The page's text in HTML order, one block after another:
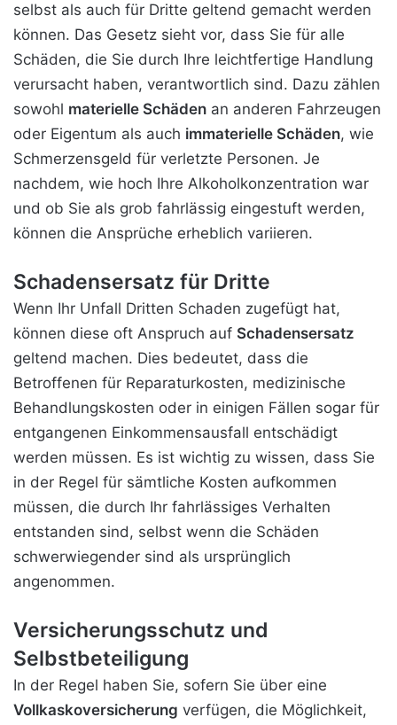
selbst als auch für Dritte geltend gemacht werden
können. Das Gesetz sieht vor, dass Sie für alle
Schäden, die Sie durch Ihre leichtfertige Handlung
verursacht haben, verantwortlich sind. Dazu zählen
sowohl materielle Schäden an anderen Fahrzeugen
oder Eigentum als auch immaterielle Schäden, wie
Schmerzensgeld für verletzte Personen. Je
nachdem, wie hoch Ihre Alkoholkonzentration war
und ob Sie als grob fahrlässig eingestuft werden,
können die Ansprüche erheblich variieren.
Schadensersatz für Dritte
Wenn Ihr Unfall Dritten Schaden zugefügt hat,
können diese oft Anspruch auf Schadensersatz
geltend machen. Dies bedeutet, dass die
Betroffenen für Reparaturkosten, medizinische
Behandlungskosten oder in einigen Fällen sogar für
entgangenen Einkommensausfall entschädigt
werden müssen. Es ist wichtig zu wissen, dass Sie
in der Regel für sämtliche Kosten aufkommen
müssen, die durch Ihr fahrlässiges Verhalten
entstanden sind, selbst wenn die Schäden
schwerwiegender sind als ursprünglich
angenommen.
Versicherungsschutz und
Selbstbeteiligung
In der Regel haben Sie, sofern Sie über eine
Vollkaskoversicherung verfügen, die Möglichkeit,